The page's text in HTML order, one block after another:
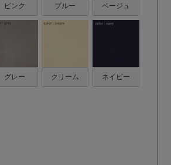
ピンク ブルー ベージュ
グレー クリーム ネイビー